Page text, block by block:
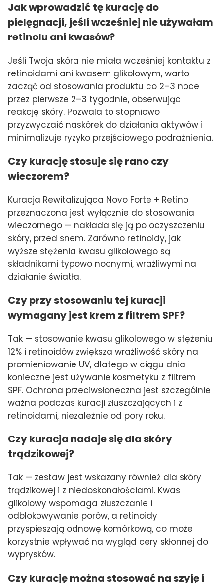
Jak wprowadzić tę kurację do
pielęgnacji, jeśli wcześniej nie używałam
retinolu ani kwasów?
Jeśli Twoja skóra nie miała wcześniej kontaktu z
retinoidami ani kwasem glikolowym, warto
zacząć od stosowania produktu co 2–3 noce
przez pierwsze 2–3 tygodnie, obserwując
reakcję skóry. Pozwala to stopniowo
przyzwyczaić naskórek do działania aktywów i
minimalizuje ryzyko przejściowego podrażnienia.
Czy kurację stosuje się rano czy
wieczorem?
Kuracja Rewitalizująca Novo Forte + Retino
przeznaczona jest wyłącznie do stosowania
wieczornego — nakłada się ją po oczyszczeniu
skóry, przed snem. Zarówno retinoidy, jak i
wyższe stężenia kwasu glikolowego są
składnikami typowo nocnymi, wrażliwymi na
działanie światła.
Czy przy stosowaniu tej kuracji
wymagany jest krem z filtrem SPF?
Tak — stosowanie kwasu glikolowego w stężeniu
12% i retinoidów zwiększa wrażliwość skóry na
promieniowanie UV, dlatego w ciągu dnia
konieczne jest używanie kosmetyku z filtrem
SPF. Ochrona przeciwsłoneczna jest szczególnie
ważna podczas kuracji złuszczających i z
retinoidami, niezależnie od pory roku.
Czy kuracja nadaje się dla skóry
trądzikowej?
Tak — zestaw jest wskazany również dla skóry
trądzikowej i z niedoskonałościami. Kwas
glikolowy wspomaga złuszczanie i
odblokowywanie porów, a retinoidy
przyspieszają odnowę komórkową, co może
korzystnie wpływać na wygląd cery skłonnej do
wyprysków.
Czy kurację można stosować na szyję i